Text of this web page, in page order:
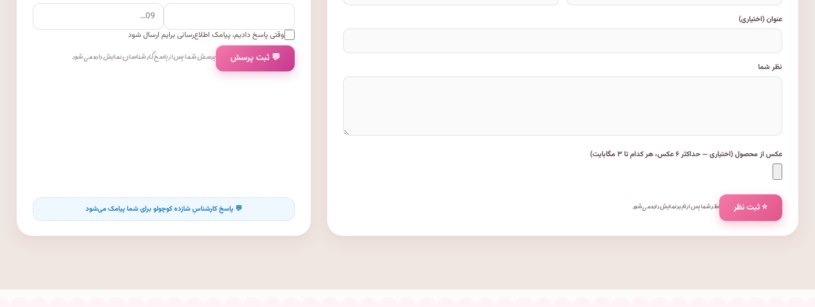
عنوان (اختیاری)
نظر شما
عکس از محصول (اختیاری — حداکثر ۶ عکس، هر کدام تا ۳ مگابایت)
⭐ ثبت نظر نظر شما پس از تأیید نمایش داده می‌شود.
وقتی پاسخ دادیم، پیامک اطلاع‌رسانی برایم ارسال شود
💬 ثبت پرسش پرسش شما پس از پاسخ کارشناسان نمایش داده می‌شود.